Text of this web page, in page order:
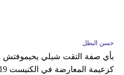
حسن البطل
بأي صفة التقت شيلي